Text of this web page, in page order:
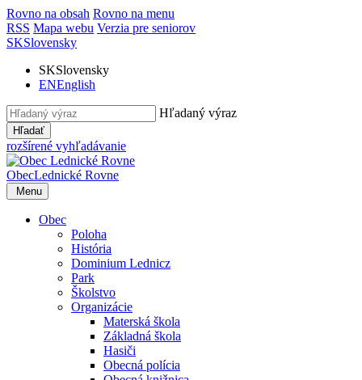
Rovno na obsah Rovno na menu
RSS Mapa webu Verzia pre seniorov
SKSlovensky
SKSlovensky
ENEnglish
Hľadaný výraz
Hľadať
rozšírené vyhľadávanie
ObecLednické Rovne
Menu
Obec
Poloha
História
Dominium Lednicz
Park
Školstvo
Organizácie
Materská škola
Základná škola
Hasiči
Obecná polícia